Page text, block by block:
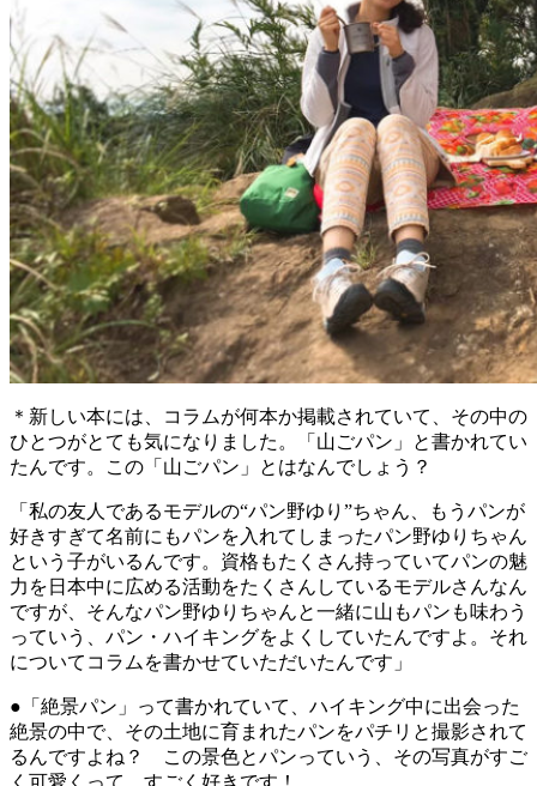
＊新しい本には、コラムが何本か掲載されていて、その中の
ひとつがとても気になりました。「山ごパン」と書かれてい
たんです。この「山ごパン」とはなんでしょう？
「私の友人であるモデルの“パン野ゆり”ちゃん、もうパンが
好きすぎて名前にもパンを入れてしまったパン野ゆりちゃん
という子がいるんです。資格もたくさん持っていてパンの魅
力を日本中に広める活動をたくさんしているモデルさんなん
ですが、そんなパン野ゆりちゃんと一緒に山もパンも味わう
っていう、パン・ハイキングをよくしていたんですよ。それ
についてコラムを書かせていただいたんです」
●「絶景パン」って書かれていて、ハイキング中に出会った
絶景の中で、その土地に育まれたパンをパチリと撮影されて
るんですよね？ この景色とパンっていう、その写真がすご